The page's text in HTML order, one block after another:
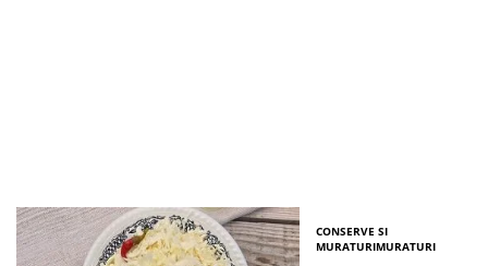
CONSERVE SI
MURATURIMURATURI